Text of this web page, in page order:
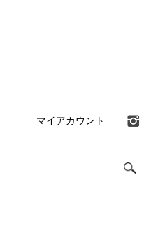
マイアカウント